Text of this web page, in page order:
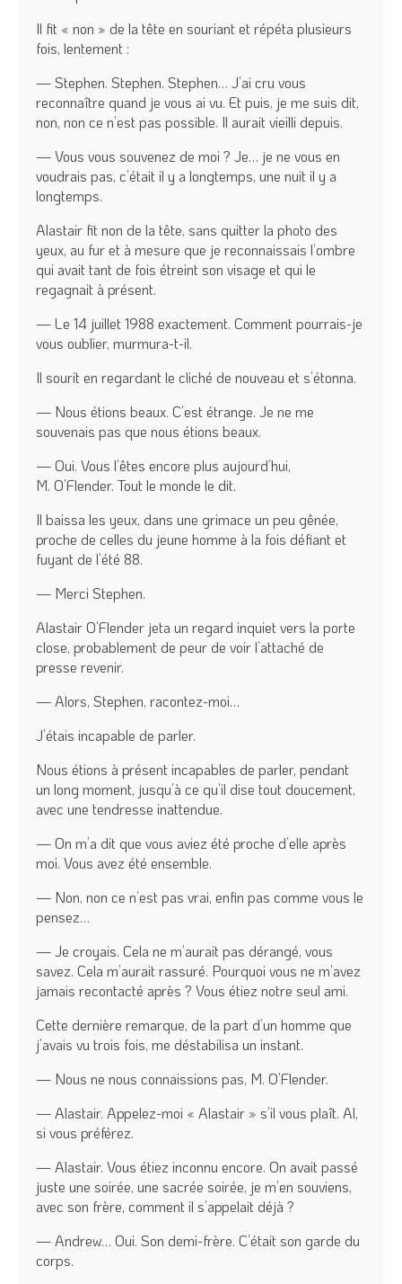
Il fit « non » de la tête en souriant et répéta plusieurs
fois, lentement :
— Stephen. Stephen. Stephen… J’ai cru vous
reconnaître quand je vous ai vu. Et puis, je me suis dit,
non, non ce n’est pas possible. Il aurait vieilli depuis.
— Vous vous souvenez de moi ? Je… je ne vous en
voudrais pas, c’était il y a longtemps, une nuit il y a
longtemps.
Alastair fit non de la tête, sans quitter la photo des
yeux, au fur et à mesure que je reconnaissais l’ombre
qui avait tant de fois étreint son visage et qui le
regagnait à présent.
— Le 14 juillet 1988 exactement. Comment pourrais-je
vous oublier, murmura-t-il.
Il sourit en regardant le cliché de nouveau et s’étonna.
— Nous étions beaux. C’est étrange. Je ne me
souvenais pas que nous étions beaux.
— Oui. Vous l’êtes encore plus aujourd’hui,
M. O’Flender. Tout le monde le dit.
Il baissa les yeux, dans une grimace un peu gênée,
proche de celles du jeune homme à la fois défiant et
fuyant de l’été 88.
— Merci Stephen.
Alastair O’Flender jeta un regard inquiet vers la porte
close, probablement de peur de voir l’attaché de
presse revenir.
— Alors, Stephen, racontez-moi…
J’étais incapable de parler.
Nous étions à présent incapables de parler, pendant
un long moment, jusqu’à ce qu’il dise tout doucement,
avec une tendresse inattendue.
— On m’a dit que vous aviez été proche d’elle après
moi. Vous avez été ensemble.
— Non, non ce n’est pas vrai, enfin pas comme vous le
pensez…
— Je croyais. Cela ne m’aurait pas dérangé, vous
savez. Cela m’aurait rassuré. Pourquoi vous ne m’avez
jamais recontacté après ? Vous étiez notre seul ami.
Cette dernière remarque, de la part d’un homme que
j’avais vu trois fois, me déstabilisa un instant.
— Nous ne nous connaissions pas, M. O’Flender.
— Alastair. Appelez-moi « Alastair » s’il vous plaît. Al,
si vous préférez.
— Alastair. Vous étiez inconnu encore. On avait passé
juste une soirée, une sacrée soirée, je m’en souviens,
avec son frère, comment il s’appelait déjà ?
— Andrew… Oui. Son demi-frère. C’était son garde du
corps.